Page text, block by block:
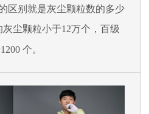
区别就是灰尘颗粒数的多少
灰尘颗粒小于12万个，百级
1200 个。